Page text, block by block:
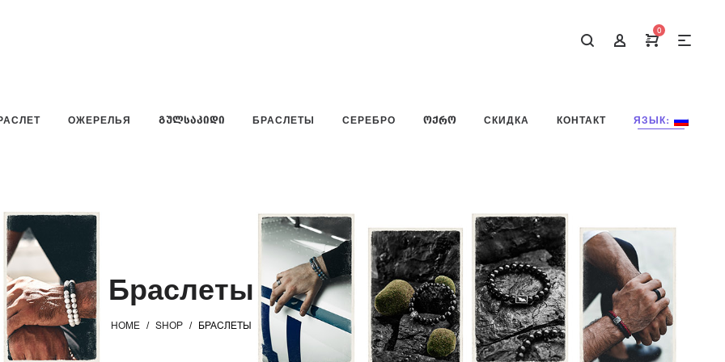
0
ОЖЕРЕЛЬЯ ᲒᲣᲚᲡᲐᲙᲘᲓᲘ БРАСЛЕТЫ СЕРЕБРО ᲝᲥᲠᲝ СКИДКА КОНТАКТ ЯЗЫК:
Браслеты
HOME / SHOP / БРАСЛЕТЫ